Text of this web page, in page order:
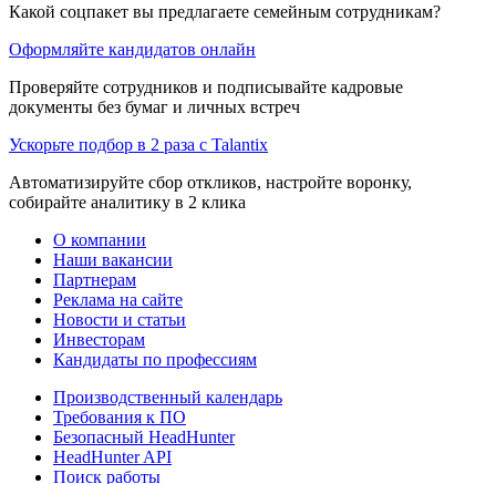
Какой соцпакет вы предлагаете семейным сотрудникам?
Оформляйте кандидатов онлайн
Проверяйте сотрудников и подписывайте кадровые
документы без бумаг и личных встреч
Ускорьте подбор в 2 раза с Talantix
Автоматизируйте сбор откликов, настройте воронку,
собирайте аналитику в 2 клика
О компании
Наши вакансии
Партнерам
Реклама на сайте
Новости и статьи
Инвесторам
Кандидаты по профессиям
Производственный календарь
Требования к ПО
Безопасный HeadHunter
HeadHunter API
Поиск работы